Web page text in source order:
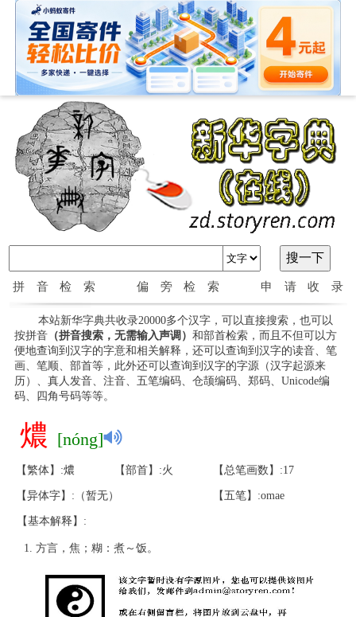
拼音检索 偏旁检索 申请收录
本站新华字典共收录20000多个汉字，可以直接搜索，也可以
按拼音（拼音搜索，无需输入声调） 和部首检索，而且不但可以方
便地查询到汉字的字意和相关解释，还可以查询到汉字的读音、笔
画、笔顺、部首等，此外还可以查询到汉字的字源（汉字起源来
历）、真人发音、注音、五笔编码、仓颉编码、郑码、Unicode编
码、四角号码等等。
燶 [nóng]
【繁体】:燶 【部首】:火 【总笔画数】:17
【异体字】:（暂无） 【五笔】:omae
【基本解释】:
方言，焦；糊：煮～饭。